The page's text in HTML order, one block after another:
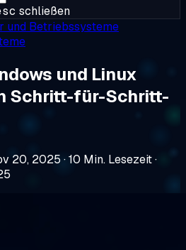
schließen
und Betriebssysteme
und Linux
Schritt-für-Schritt-
20, 2025 ·10 Min. Lesezeit·